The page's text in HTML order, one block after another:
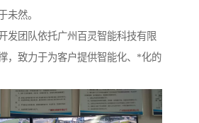
未然。
发团队依托广州百灵智能科技有限
，致力于为客户提供智能化、*化的